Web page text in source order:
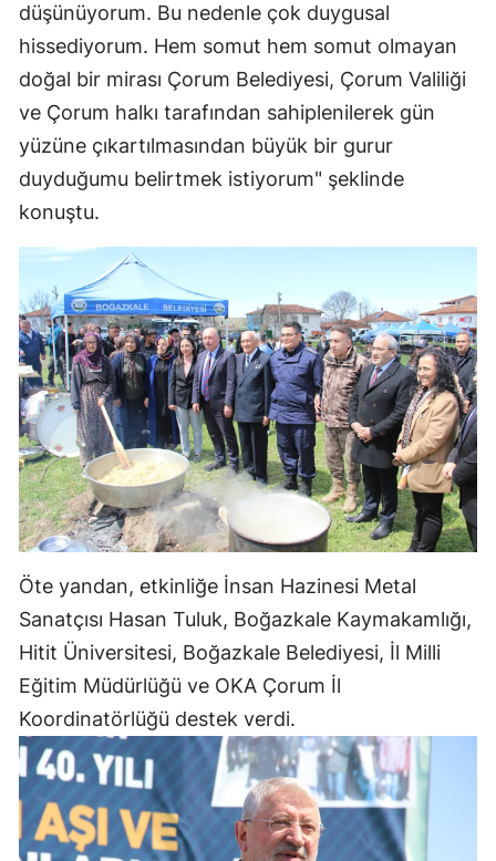
düşünüyorum. Bu nedenle çok duygusal
hissediyorum. Hem somut hem somut olmayan
doğal bir mirası Çorum Belediyesi, Çorum Valiliği
ve Çorum halkı tarafından sahiplenilerek gün
yüzüne çıkartılmasından büyük bir gurur
duyduğumu belirtmek istiyorum" şeklinde
konuştu.
Öte yandan, etkinliğe İnsan Hazinesi Metal
Sanatçısı Hasan Tuluk, Boğazkale Kaymakamlığı,
Hitit Üniversitesi, Boğazkale Belediyesi, İl Milli
Eğitim Müdürlüğü ve OKA Çorum İl
Koordinatörlüğü destek verdi.